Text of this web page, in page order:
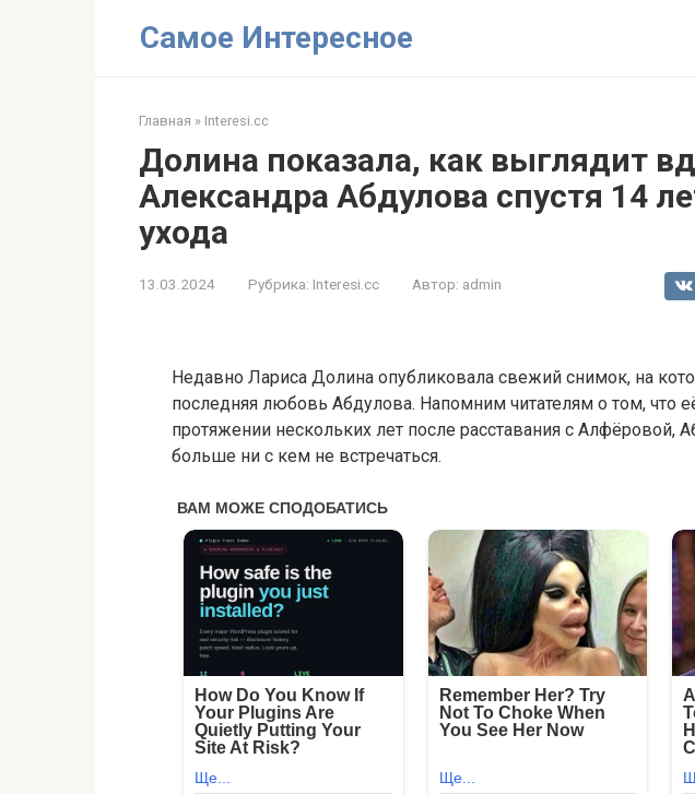
Самое Интересное
Главная » Interesi.cc
Долина показала, как выглядит
Александра Абдулова спустя 14
ухода
13.03.2024 Рубрика: Interesi.cc Автор: admin
Недавно Лариса Долина опубликовала свежий снимок, на
последняя любовь Абдулова. Напомним читателям о том, что
протяжении нескольких лет после расставания с Алфёровой,
больше ни с кем не встречаться.